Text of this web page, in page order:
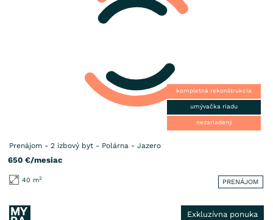
kompletná rekonštrukcia
umývačka riadu
nezariadený
Prenájom - 2 izbový byt - Polárna - Jazero
650 €/mesiac
40 m2 PRENÁJOM
Exkluzívna ponuka